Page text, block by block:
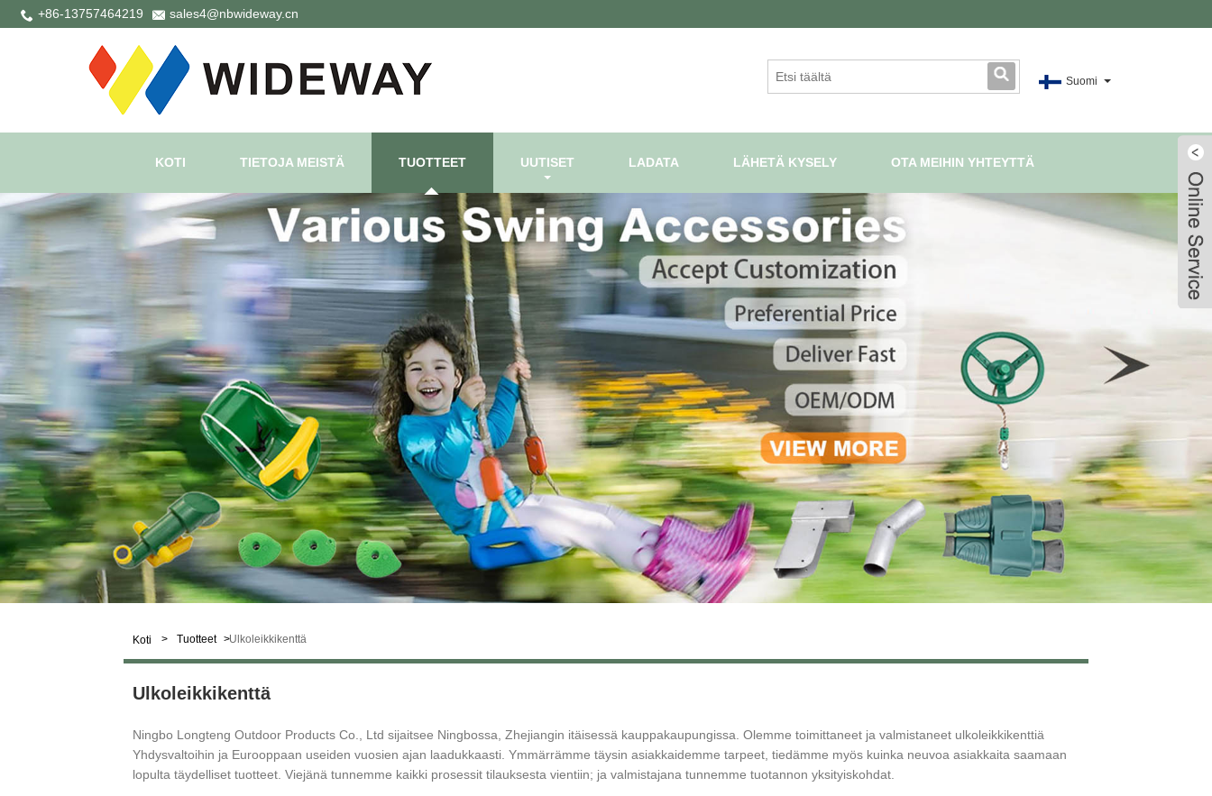
+86-13757464219 sales4@nbwideway.cn
Suomi
KOTI TIETOJA MEISTÄ TUOTTEET UUTISET LADATA LÄHETÄ KYSELY OTA MEIHIN YHTEYTTÄ
Koti > Tuotteet >Ulkoleikkikenttä
Ulkoleikkikenttä
Ningbo Longteng Outdoor Products Co., Ltd sijaitsee Ningbossa, Zhejiangin itäisessä kauppakaupungissa. Olemme toimittaneet ja valmistaneet ulkoleikkikenttiä
Yhdysvaltoihin ja Eurooppaan useiden vuosien ajan laadukkaasti. Ymmärrämme täysin asiakkaidemme tarpeet, tiedämme myös kuinka neuvoa asiakkaita saamaan
lopulta täydelliset tuotteet. Viejänä tunnemme kaikki prosessit tilauksesta vientiin; ja valmistajana tunnemme tuotannon yksityiskohdat.